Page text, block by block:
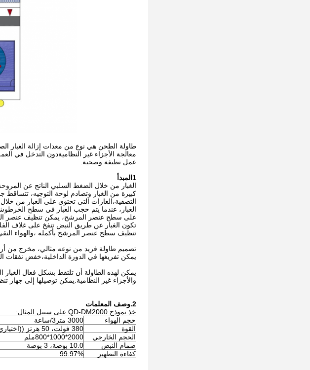
طاولة الطحن هي نوع من معدات إزالة الغبار
معالجة الأجزاء غير النظاميةدون التدخل في
عمل نظيفة وصحية.
1المبدأ
الغبار من خلال الضغط السلبي الناتج عن
كبيرة من الغبار وتصادم لوحة التوجيه، تتساقط
التصفية،الغازات التي تحتوي على الغبار
الغبار، عندما يتم حجب الغبار في سطح
على سطح عنصر المرشح، يمكن تنظيف عنصر
تكون الغبار عن طريق النبض تنفخ على غلاف
تنظيف سطح عنصر المرشح بأكمله ،والهواء
تصميم طاولة فريد من نوعه مثالي، مخرج من
يمكن تفريغها في الدورة الداخلية،خفض نفقات
يمكن لهذه الطاولة أن تلتقط بشكل فعال الغبار
والأجزاء غير النظامية.يمكن توصيلها إلى
2. وصف المعلمات
خذ نموذج QD-DM2000 على سبيل المثال:
حجم الهواء
3000 متر3/ساعة
القوة
380 فولت، 50 هرتز ((اختياري)
الحجم الخارجي 2000*1000*800ملم
صمام النبض
10.0 بوصة، 3 بوصة
كفاءة التطهير
99.97%